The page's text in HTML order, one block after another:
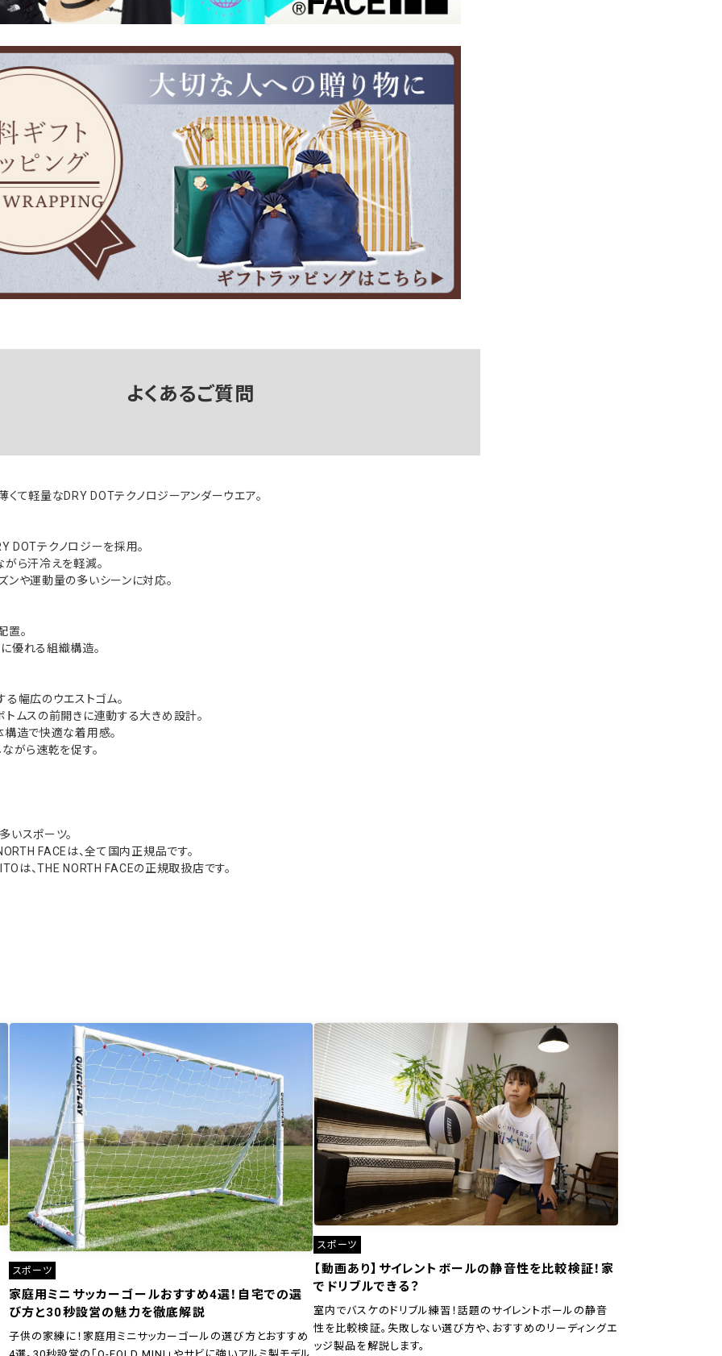
よくあるご質問
くて軽量なDRY DOTテクノロジーアンダーウエア。
DOTテクノロジーを採用。
がら汗冷えを軽減。
ンや運動量の多いシーンに対応。
置。
優れる組織構造。
る幅広のウエストゴム。
トムスの前開きに連動する大きめ設計。
構造で快適な着用感。
がら速乾を促す。
いスポーツ。
FACEは、全て国内正規品です。
、THE NORTH FACEの正規取扱店です。
スポーツ
家庭用ミニサッカーゴールおすすめ4選！自宅での選
び方と30秒設営の魅力を徹底解説
子供の家練に！家庭用ミニサッカーゴールの選び方とおすすめ
スポーツ
【動画あり】サイレントボールの静音性を比較検証！家
でドリブルできる？
室内でバスケのドリブル練習！話題のサイレントボールの静音
性を比較検証。失敗しない選び方や、おすすめのリーディングエ
ッジ製品を解説します。